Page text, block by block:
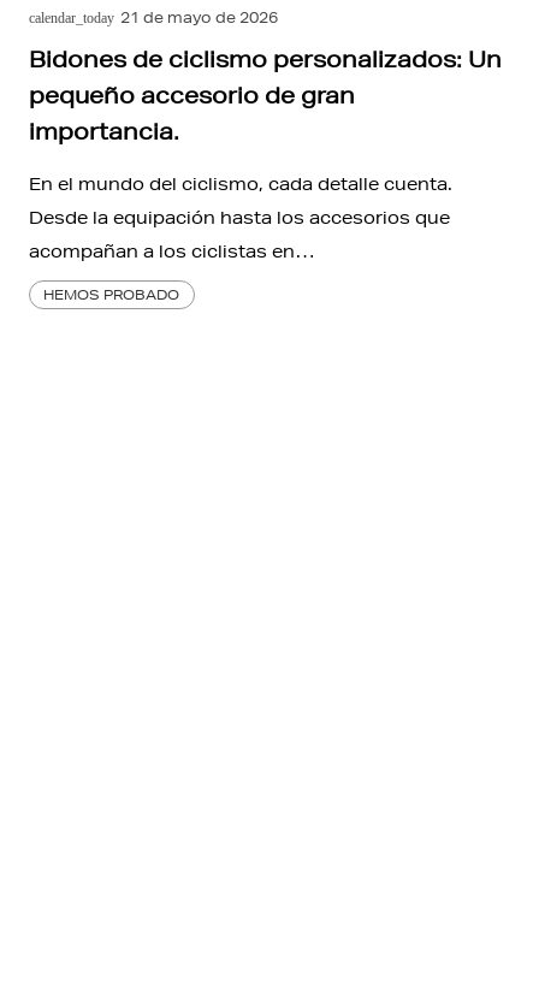
calendar_today 21 de mayo de 2026
Bidones de ciclismo personalizados: Un
pequeño accesorio de gran
importancia.
En el mundo del ciclismo, cada detalle cuenta.
Desde la equipación hasta los accesorios que
acompañan a los ciclistas en…
HEMOS PROBADO